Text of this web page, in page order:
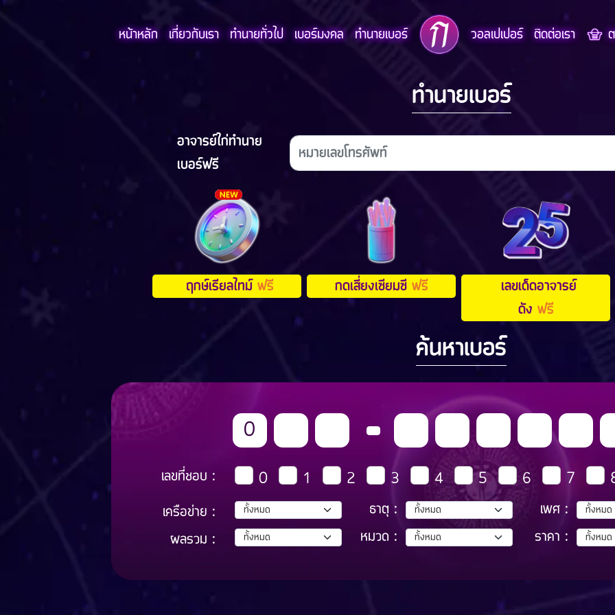
หน้าหลัก เกี่ยวกับเรา ทำนายทั่วไป เบอร์มงคล ทำนายเบอร์ วอลเปเปอร์ ติดต่อเรา
ทำนายเบอร์
อาจารย์ไก่ทำนาย
เบอร์ฟรี
ฤกษ์เรียลไทม์ ฟรี กดเสี่ยงเซียมซี ฟรี
เลขเด็ดอาจารย์
ดัง ฟรี
ค้นหาเบอร์
เลขที่ชอบ : 0 1 2 3 4 5 6 7
เครือข่าย :
ธาตุ :
เพศ :
ผลรวม :
หมวด : ราคา :